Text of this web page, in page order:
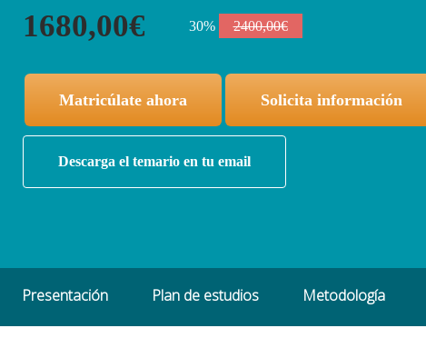
1680,00€ 30% 2400,00€
Matricúlate ahora Solicita información
Descarga el temario en tu email
Presentación Plan de estudios Metodología